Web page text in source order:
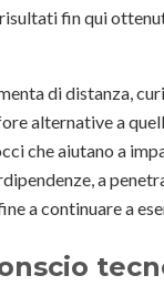
fin qui
di distanza,
alternative a
che aiutano a
a
a continuare a